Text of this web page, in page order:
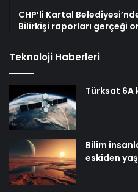
CHP’li Kartal
Bilirkişi raporları gerçeği
Teknoloji Haberleri
Türksat 6A
Bilim
eskiden